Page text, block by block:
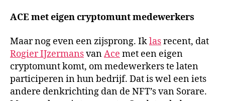
ACE met eigen cryptomunt medewerkers
Maar nog even een zijsprong. Iklasrecent, dat
Rogier IJzermansvanAce met een eigen
cryptomunt komt, om medewerkers te laten
participeren in hun bedrijf. Dat is wel een iets
andere denkrichting dan de NFT’s van Sorare.